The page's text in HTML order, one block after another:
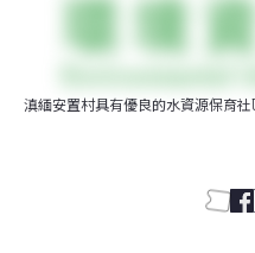
滇緬安置村具有優良的水資源保育